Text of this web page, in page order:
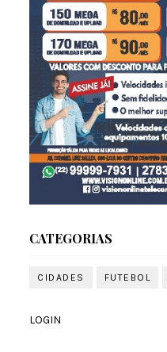
CATEGORIAS
CIDADES FUTEBOL
LOGIN